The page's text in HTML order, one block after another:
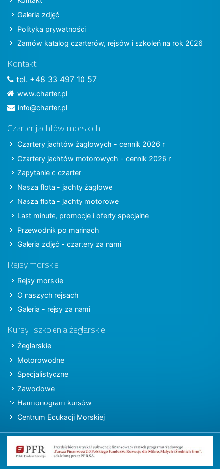
Galeria zdjęć
Polityka prywatności
Zamów katalog czarterów, rejsów i szkoleń na rok 2026
Kontakt
tel. +48 33 497 10 57
www.charter.pl
info@charter.pl
Czarter jachtów morskich
Czartery jachtów żaglowych - cennik 2026 r
Czartery jachtów motorowych - cennik 2026 r
Zapytanie o czarter
Nasza flota - jachty żaglowe
Nasza flota - jachty motorowe
Last minute, promocje i oferty specjalne
Przewodnik po marinach
Galeria zdjęć - czartery za nami
Rejsy morskie
Rejsy morskie
O naszych rejsach
Galeria - rejsy za nami
Kursy i szkolenia żeglarskie
Żeglarskie
Motorowodne
Specjalistyczne
Zawodowe
Harmonogram kursów
Centrum Edukacji Morskiej